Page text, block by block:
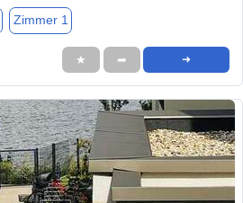
Zimmer 1
★ ➦ ➜